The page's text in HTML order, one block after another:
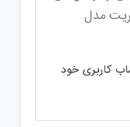
مدل
کاربری خود